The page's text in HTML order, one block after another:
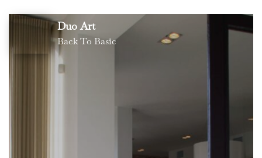
Duo Art
Back To Basic